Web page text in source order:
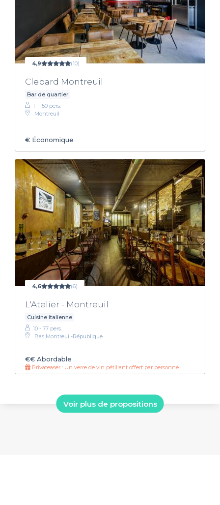
4,9 (10)
Clebard Montreuil
Bar de quartier
1 - 150 pers.
Montreuil
€ Économique
4,6 (6)
L'Atelier - Montreuil
Cuisine italienne
10 - 77 pers.
Bas Montreuil-République
€€ Abordable
Privateaser : Un verre de vin pétillant offert par personne !
Voir plus de propositions